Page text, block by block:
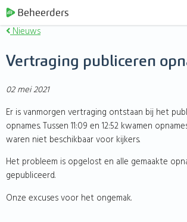
Beheerders
Nieuws
Vertraging publiceren
02 mei 2021
Er is vanmorgen vertraging ontstaan bij het
opnames. Tussen 11:09 en 12:52 kwamen
waren niet beschikbaar voor kijkers.
Het probleem is opgelost en alle gemaakte
gepubliceerd.
Onze excuses voor het ongemak.